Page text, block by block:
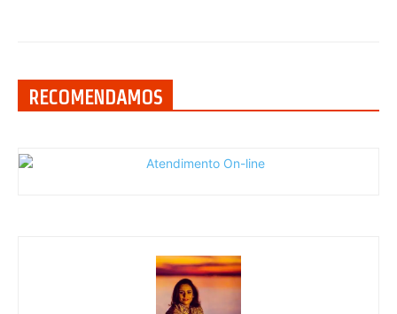
RECOMENDAMOS